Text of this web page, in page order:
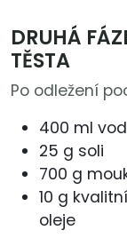
DRUHÁ
TĚSTA
Po odležení
400 ml
25 g soli
700 g
10 g
oleje